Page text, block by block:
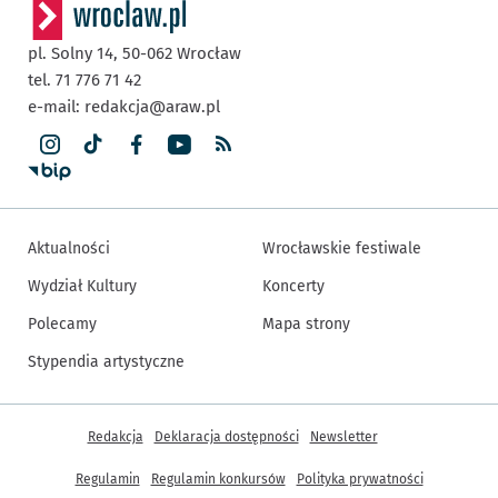
pl. Solny 14, 50-062 Wrocław
tel. 71 776 71 42
e-mail: redakcja@araw.pl
Aktualności
Wydział Kultury
Polecamy
Stypendia artystyczne
Wrocławskie festiwale
Koncerty
Mapa strony
Inne informacje
Redakcja Deklaracja dostępności Newsletter
Regulamin Regulamin konkursów Polityka prywatności